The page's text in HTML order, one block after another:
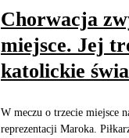
Chorwacja
miejsce. Jej
katolickie
W meczu o trzecie miejsce
reprezentacji Maroka.